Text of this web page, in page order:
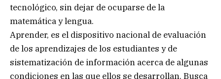
tecnológico, sin dejar de ocuparse de la
matemática y lengua.
Aprender, es el dispositivo nacional de evaluación
de los aprendizajes de los estudiantes y de
sistematización de información acerca de algunas
condiciones en las que ellos se desarrollan. Busca